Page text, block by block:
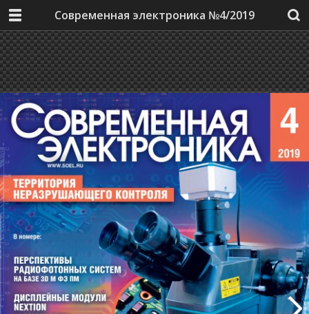
Современная электроника №4/2019